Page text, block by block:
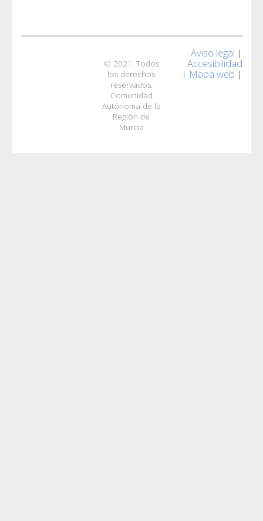
© 2021. Todos
los derechos
reservados.
Comunidad
Autónoma de la
Región de
Murcia
Aviso legal |
Accesibilidad
| Mapa web |